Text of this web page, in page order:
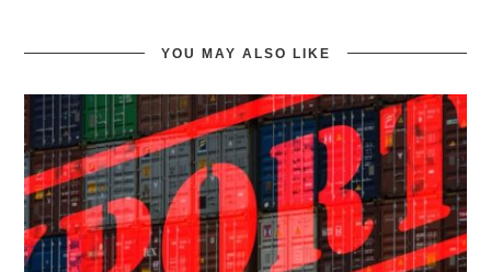
YOU MAY ALSO LIKE